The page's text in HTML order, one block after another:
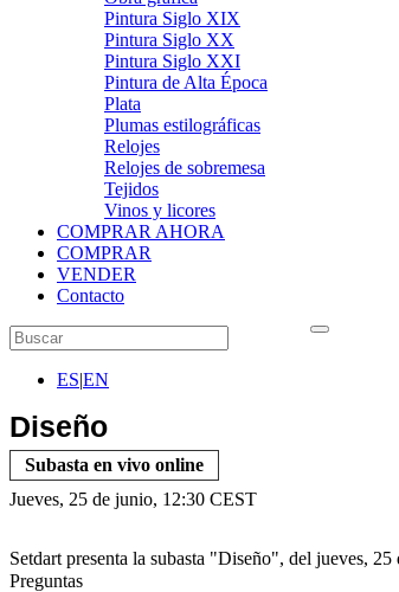
Pintura Siglo XIX
Pintura Siglo XX
Pintura Siglo XXI
Pintura de Alta Época
Plata
Plumas estilográficas
Relojes
Relojes de sobremesa
Tejidos
Vinos y licores
COMPRAR AHORA
COMPRAR
VENDER
Contacto
ES|EN
Diseño
Subasta en vivo online
Jueves, 25 de junio, 12:30 CEST
Setdart presenta la subasta "Diseño", del jueves,
Preguntas